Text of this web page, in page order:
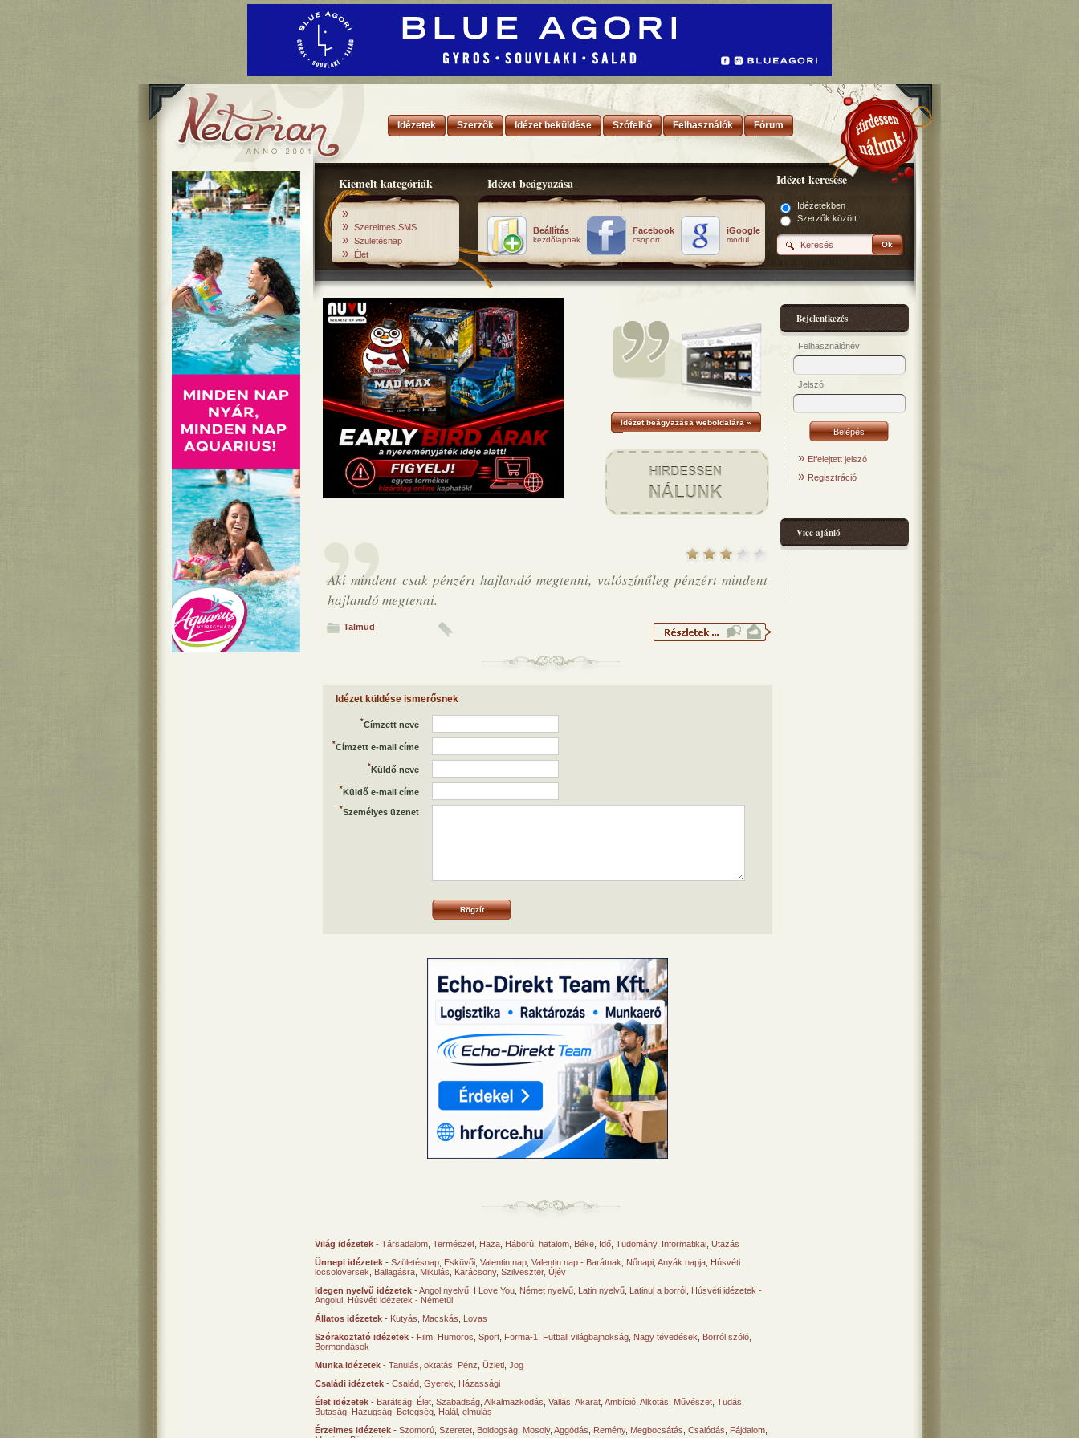
Idézetek Szerzők Idézet beküldése Szófelhő Felhasználók Fórum
Kiemelt kategóriák
»
» Szerelmes SMS
» Születésnap
» Élet
Idézet beágyazása
Beállítás
kezdőlapnak
Facebook
csoport
iGoogle
modul
Idézet keresése
Idézetekben
Szerzők között
Ok
Idézet beágyazása weboldalára »
Aki mindent csak pénzért hajlandó megtenni, valószínűleg pénzért mindent
hajlandó megtenni.
Talmud
Idézet küldése ismerősnek
*Címzett neve
*Címzett e-mail címe
*Küldő neve
*Küldő e-mail címe
*Személyes üzenet
Rögzít
Világ idézetek - Társadalom Természet Haza Háború, hatalom Béke Idő Tudomány, Informatikai Utazás
Ünnepi idézetek - Születésnap Esküvői Valentin nap Valentin nap - Barátnak Nőnapi Anyák napja Húsvéti
locsolóversek
Ballagásra Mikulás Karácsony, Szilveszter, Újév
Idegen nyelvű idézetek -Angol nyelvű I Love You Német nyelvű Latin nyelvű Latinul a borról Húsvéti idézetek -
Angolul Húsvéti idézetek - Németül
Állatos idézetek - Kutyás Macskás
Lovas
Szórakoztató idézetek - Film Humoros Sport Forma-1 Futball világbajnokság Nagy tévedések Borról szóló
Bormondások
Munka idézetek - Tanulás, oktatás Pénz Üzleti Jog
Családi idézetek - Család Gyerek
Házassági
Élet idézetek - Barátság Élet Szabadság Alkalmazkodás Vallás Akarat Ambíció Alkotás Művészet Tudás
Butaság Hazugság Betegség Halál, elmúlás
Érzelmes idézetek - Szomorú Szeretet Boldogság Mosoly, Aggódás Remény, Megbocsátás Csalódás Fájdalom
Bejelentkezés
Felhasználónév
Jelszó
» Elfelejtett jelszó
» Regisztráció
Vicc ajánló